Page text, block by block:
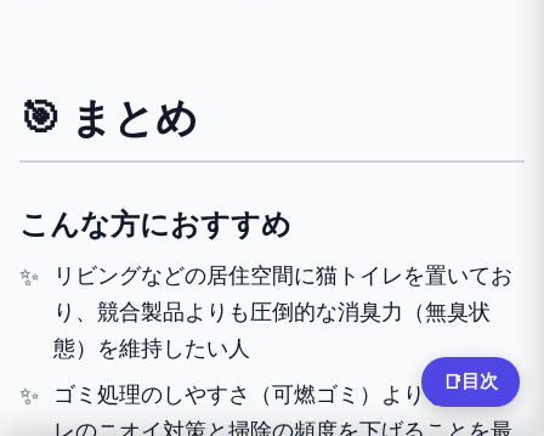
🎯 まとめ
こんな方におすすめ
リビングなどの居住空間に猫トイレを置いてお
り、競合製品よりも圧倒的な消臭力（無臭状
態）を維持したい人
ゴミ処理のしやすさ（可燃ゴミ）よりも、トイ
レのニオイ対策と掃除の頻度を下げることを最
📑 目次